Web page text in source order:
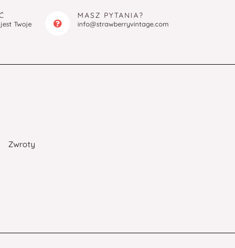
Twoje
MASZ PYTANIA?
info@strawberryvintage.com
Zwroty